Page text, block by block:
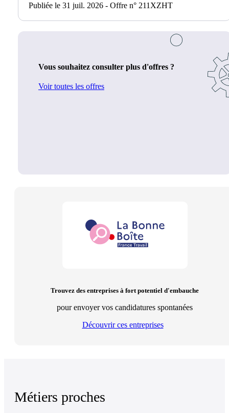
Publiée le 31 juil. 2026 - Offre n° 211XZHT
Vous souhaitez consulter plus d'offres ?
Voir toutes les offres
Trouvez des entreprises à fort potentiel d'embauche
pour envoyer vos candidatures spontanées
Découvrir ces entreprises
Métiers proches